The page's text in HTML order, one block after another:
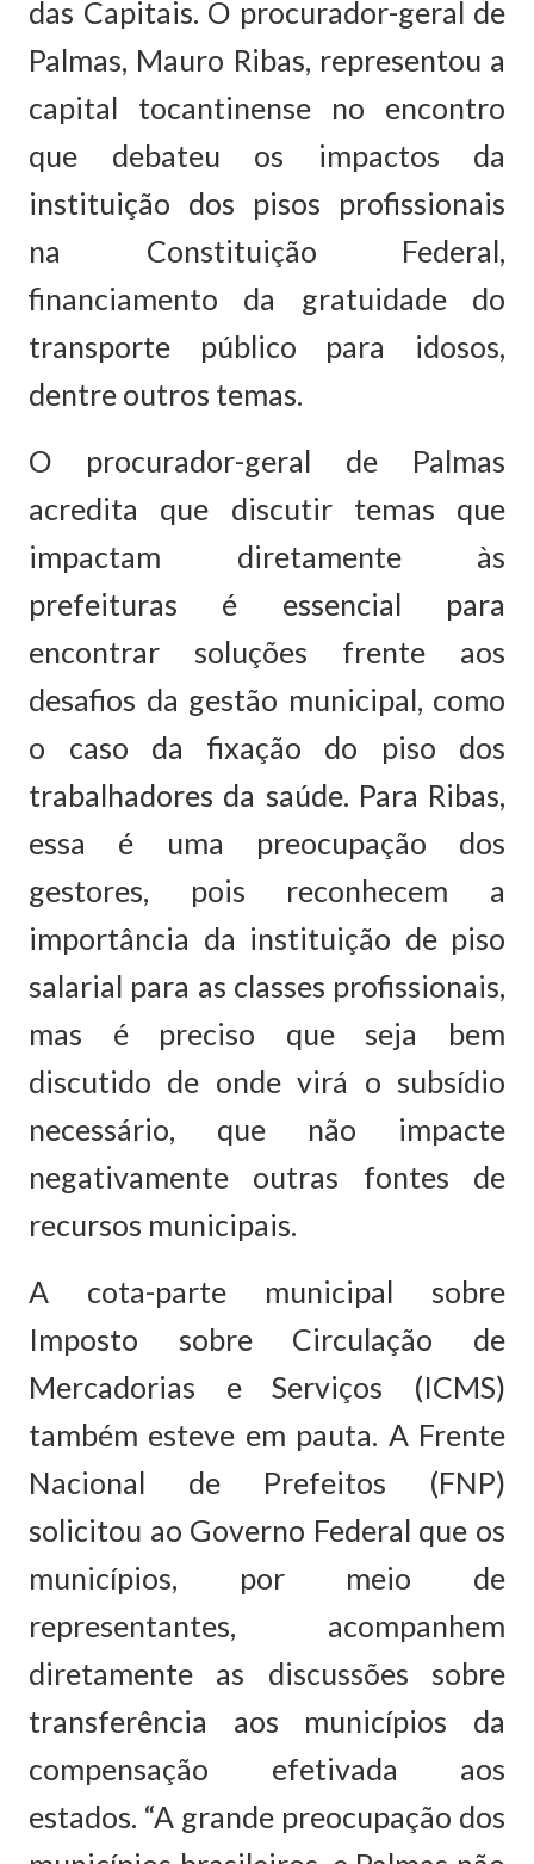
das Capitais. O procurador-geral de
Palmas, Mauro Ribas, representou a
capital tocantinense no encontro
que debateu os impactos da
instituição dos pisos profissionais
na Constituição Federal,
financiamento da gratuidade do
transporte público para idosos,
dentre outros temas.
O procurador-geral de Palmas
acredita que discutir temas que
impactam diretamente às
prefeituras é essencial para
encontrar soluções frente aos
desafios da gestão municipal, como
o caso da fixação do piso dos
trabalhadores da saúde. Para Ribas,
essa é uma preocupação dos
gestores, pois reconhecem a
importância da instituição de piso
salarial para as classes profissionais,
mas é preciso que seja bem
discutido de onde virá o subsídio
necessário, que não impacte
negativamente outras fontes de
recursos municipais.
A cota-parte municipal sobre
Imposto sobre Circulação de
Mercadorias e Serviços (ICMS)
também esteve em pauta. A Frente
Nacional de Prefeitos (FNP)
solicitou ao Governo Federal que os
municípios, por meio de
representantes, acompanhem
diretamente as discussões sobre
transferência aos municípios da
compensação efetivada aos
estados. “A grande preocupação dos